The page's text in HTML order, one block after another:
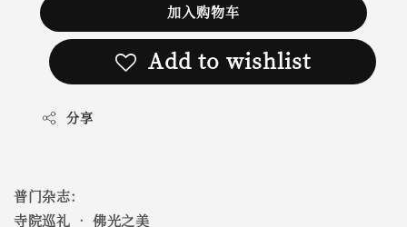
加入购物车
Add to wishlist
分享
普门杂志：
寺院巡礼 • 佛光之美